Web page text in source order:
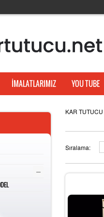
İMALATLARIMIZ YOU TUBE
KAR TUTUCU
Sıralama:
–